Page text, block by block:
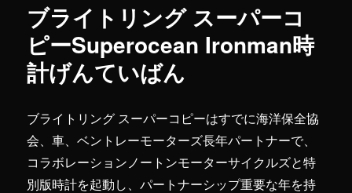
ブライトリング スーパーコ
ピーSuperocean Ironman時
計げんていばん
ブライトリング スーパーコピーはすでに海洋保全協
会、車、ベントレーモーターズ長年パートナーで、
コラボレーションノートンモーターサイクルズと特
別版時計を起動し、パートナーシップ重要な年を持